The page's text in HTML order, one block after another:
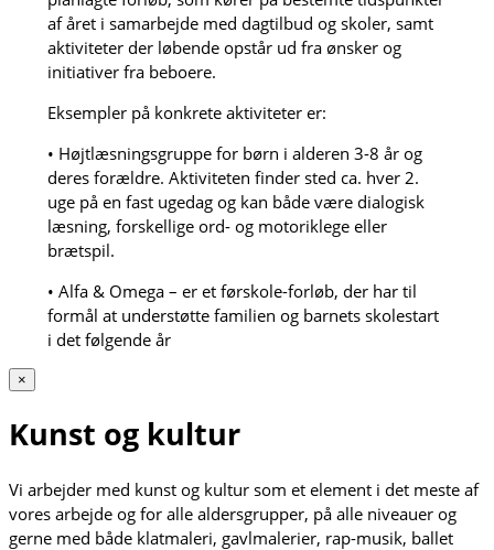
af året i samarbejde med dagtilbud og skoler, samt
aktiviteter der løbende opstår ud fra ønsker og
initiativer fra beboere.
Eksempler på konkrete aktiviteter er:
• Højtlæsningsgruppe for børn i alderen 3-8 år og
deres forældre. Aktiviteten finder sted ca. hver 2.
uge på en fast ugedag og kan både være dialogisk
læsning, forskellige ord- og motoriklege eller
brætspil.
• Alfa & Omega – er et førskole-forløb, der har til
formål at understøtte familien og barnets skolestart
i det følgende år
×
Kunst og kultur
Vi arbejder med kunst og kultur som et element i det meste af
vores arbejde og for alle aldersgrupper, på alle niveauer og
gerne med både klatmaleri, gavlmalerier, rap-musik, ballet